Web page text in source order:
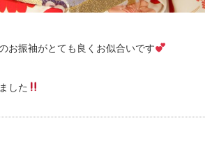
お振袖がとても良くお似合いです
した